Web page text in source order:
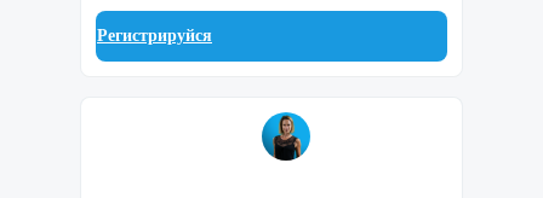
Регистрируйся